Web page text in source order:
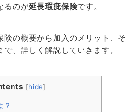
るのが延長瑕疵保険です。
険の概要から加入のメリット、そ
で、詳しく解説していきます。
[hide]
？